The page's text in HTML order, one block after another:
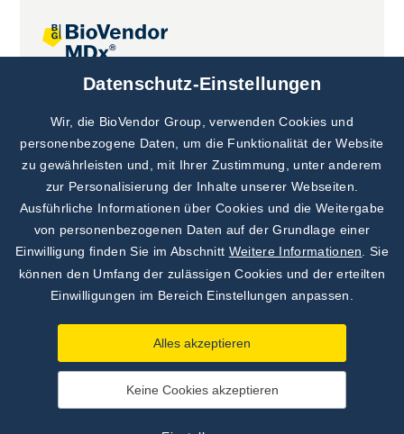
Verarbeitung von personenbezogenen Daten
Datenschutz-Einstellungen
Wir, die BioVendor Group, verwenden Cookies und
personenbezogene Daten, um die Funktionalität der Website
zu gewährleisten und, mit Ihrer Zustimmung, unter anderem
zur Personalisierung der Inhalte unserer Webseiten.
Ausführliche Informationen über Cookies und die Weitergabe
von personenbezogenen Daten auf der Grundlage einer
Einwilligung finden Sie im Abschnitt Weitere Informationen . Sie
können den Umfang der zulässigen Cookies und der erteilten
Einwilligungen im Bereich Einstellungen anpassen.
Alles akzeptieren
Keine Cookies akzeptieren